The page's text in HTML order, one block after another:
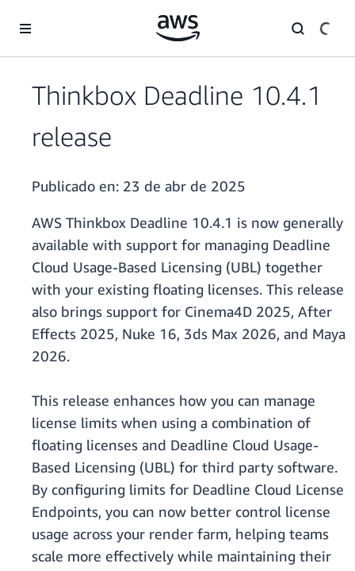
Thinkbox Deadline 10.4.1
release
Publicado en: 23 de abr de 2025
AWS Thinkbox Deadline 10.4.1 is now generally
available with support for managing Deadline
Cloud Usage-Based Licensing (UBL) together
with your existing floating licenses. This release
also brings support for Cinema4D 2025, After
Effects 2025, Nuke 16, 3ds Max 2026, and Maya
2026.
This release enhances how you can manage
license limits when using a combination of
floating licenses and Deadline Cloud Usage-
Based Licensing (UBL) for third party software.
By configuring limits for Deadline Cloud License
Endpoints, you can now better control license
usage across your render farm, helping teams
scale more effectively while maintaining their